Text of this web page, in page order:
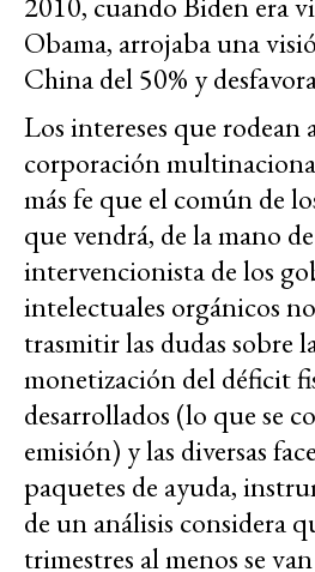
Obama, arrojaba una
China del 50% y
Los intereses que rodean
corporación
más fe que el común de
que vendrá, de la mano
intervencionista de los
intelectuales orgánicos
trasmitir las dudas sobre
monetización del déficit
desarrollados (lo que se
emisión) y las diversas
paquetes de ayuda,
de un análisis considera
trimestres al menos se